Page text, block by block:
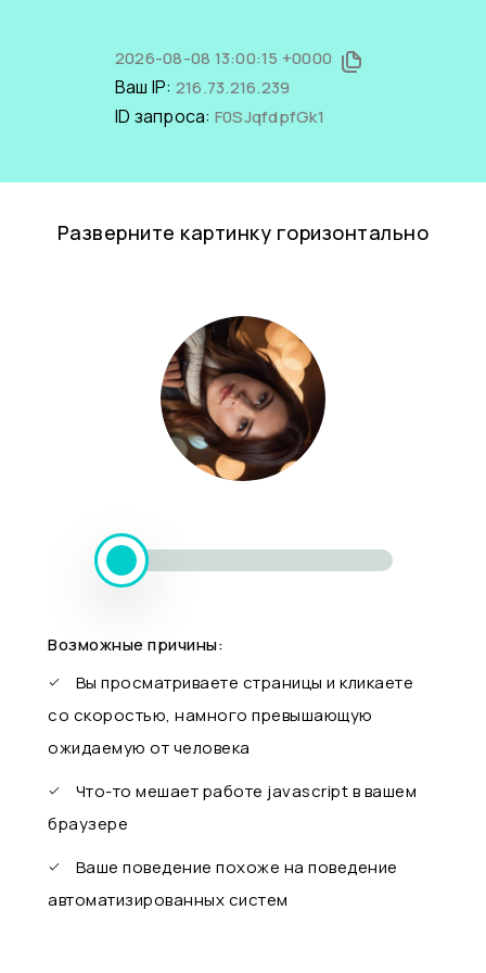
2026-08-08 13:00:15 +0000
Ваш IP: 216.73.216.239
ID запроса: F0SJqfdpfGk1
Разверните картинку горизонтально
Возможные причины:
Вы просматриваете страницы и кликаете
со скоростью, намного превышающую
ожидаемую от человека
Что-то мешает работе javascript в вашем
браузере
Ваше поведение похоже на поведение
автоматизированных систем